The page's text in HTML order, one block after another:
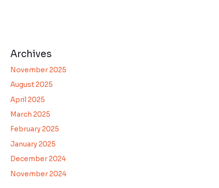
Archives
November 2025
August 2025
April 2025
March 2025
February 2025
January 2025
December 2024
November 2024